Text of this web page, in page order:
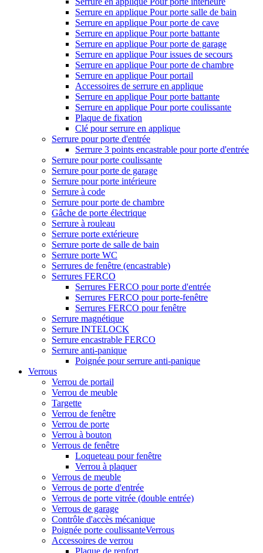
Serrure en applique Pour porte salle de bain
Serrure en applique Pour porte de cave
Serrure en applique Pour porte battante
Serrure en applique Pour porte de garage
Serrure en applique Pour issues de secours
Serrure en applique Pour porte de chambre
Serrure en applique Pour portail
Accessoires de serrure en applique
Serrure en applique Pour porte battante
Serrure en applique Pour porte coulissante
Plaque de fixation
Clé pour serrure en applique
Serrure pour porte d'entrée
Serrure 3 points encastrable pour porte d'entrée
Serrure pour porte coulissante
Serrure pour porte de garage
Serrure pour porte intérieure
Serrure à code
Serrure pour porte de chambre
Gâche de porte électrique
Serrure à rouleau
Serrure porte extérieure
Serrure porte de salle de bain
Serrure porte WC
Serrures de fenêtre (encastrable)
Serrures FERCO
Serrures FERCO pour porte d'entrée
Serrures FERCO pour porte-fenêtre
Serrures FERCO pour fenêtre
Serrure magnétique
Serrure INTELOCK
Serrure encastrable FERCO
Serrure anti-panique
Poignée pour serrure anti-panique
Verrous
Verrou de portail
Verrou de meuble
Targette
Verrou de fenêtre
Verrou de porte
Verrou à bouton
Verrous de fenêtre
Loqueteau pour fenêtre
Verrou à plaquer
Verrous de meuble
Verrous de porte d'entrée
Verrous de porte vitrée (double entrée)
Verrous de garage
Contrôle d'accès mécanique
Poignée porte coulissanteVerrous
Accessoires de verrou
Plaque de renfort